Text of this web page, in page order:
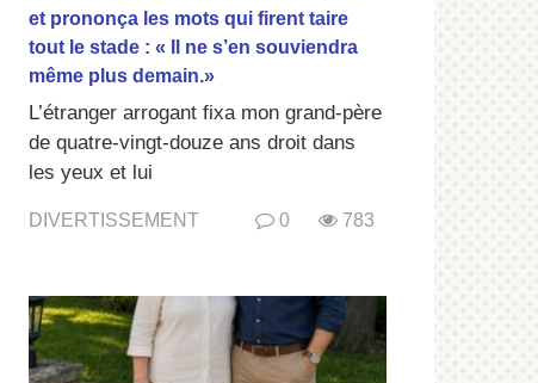
et prononça les mots qui firent taire
tout le stade : « Il ne s’en souviendra
même plus demain.»
L’étranger arrogant fixa mon grand-père
de quatre-vingt-douze ans droit dans
les yeux et lui
DIVERTISSEMENT 0 783